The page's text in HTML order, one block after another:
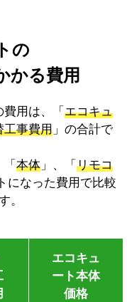
の
かる費用
用は、「 エコキュ
工事費用 」の合計で
本体 」、「 リモコ
になった費用で比較
。
エコキュ
ート本体
価格